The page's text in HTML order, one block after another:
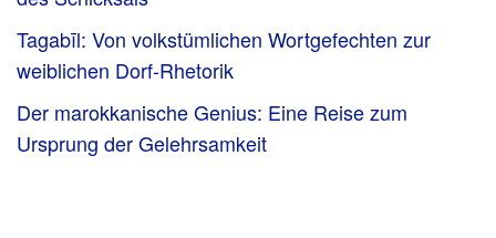
Tagabīl: Von volkstümlichen Wortgefechten zur
weiblichen Dorf-Rhetorik
Der marokkanische Genius: Eine Reise zum
Ursprung der Gelehrsamkeit